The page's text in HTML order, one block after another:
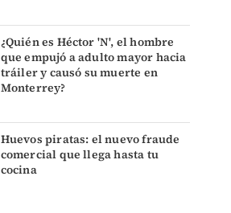
¿Quién es Héctor 'N', el hombre
que empujó a adulto mayor hacia
tráiler y causó su muerte en
Monterrey?
Huevos piratas: el nuevo fraude
comercial que llega hasta tu
cocina